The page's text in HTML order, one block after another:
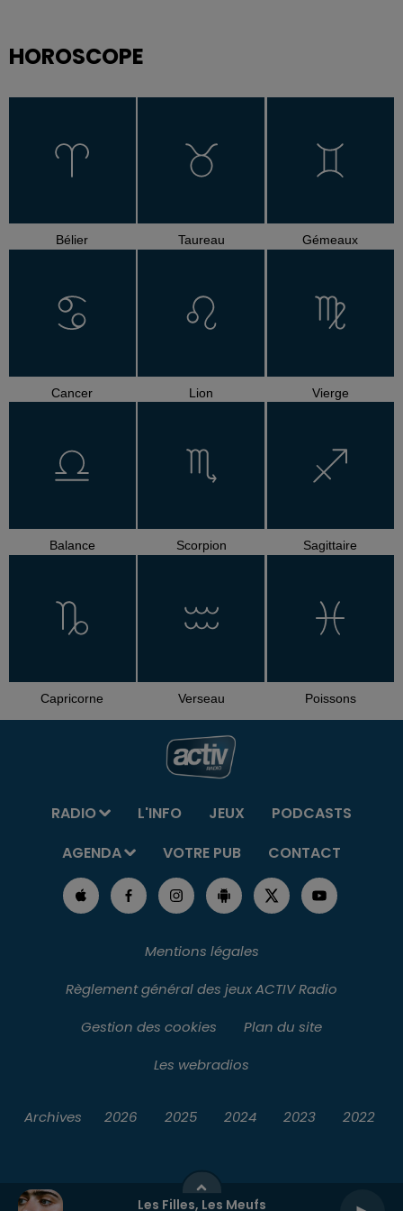
Les Filles, Les Meufs
HOROSCOPE
Bélier Taureau Gémeaux
Cancer Lion Vierge
Balance Scorpion Sagittaire
Capricorne Verseau Poissons
RADIO L'INFO JEUX
PODCASTS
AGENDA
VOTRE PUB CONTACT
Mentions légales
Règlement général des jeux ACTIV Radio
Gestion des cookies
Plan du site
Les webradios
Archives 2026 2025 2024 2023 2022